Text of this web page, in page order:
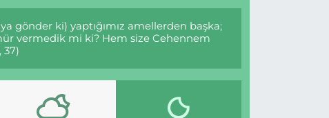
gönder ki) yaptığımız amellerden başka;
vermedik mi ki? Hem size Cehennem
37)